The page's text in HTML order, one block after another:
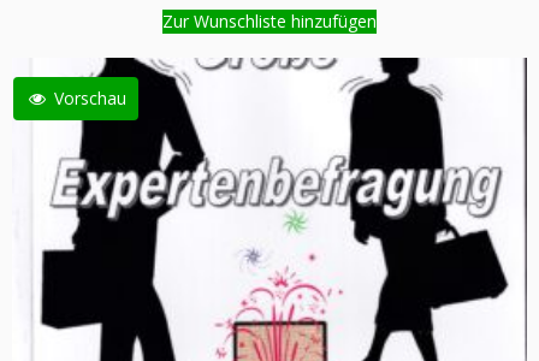
Zur Wunschliste hinzufügen
Vorschau